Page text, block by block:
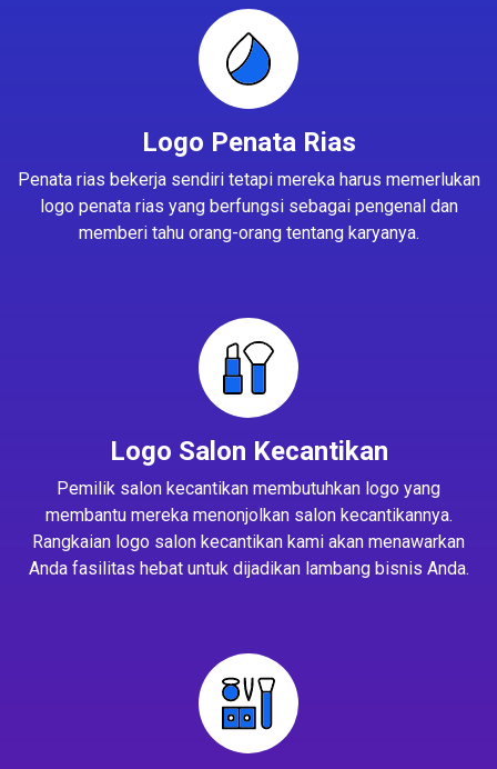
Logo Penata Rias
Penata rias bekerja sendiri tetapi mereka harus memerlukan
logo penata rias yang berfungsi sebagai pengenal dan
memberi tahu orang-orang tentang karyanya.
Logo Salon Kecantikan
Pemilik salon kecantikan membutuhkan logo yang
membantu mereka menonjolkan salon kecantikannya.
Rangkaian logo salon kecantikan kami akan menawarkan
Anda fasilitas hebat untuk dijadikan lambang bisnis Anda.